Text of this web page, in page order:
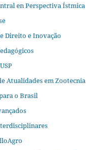
en Perspectiva Ístmica
Direito e Inovação
Atualidades em Zootecnia
o Brasil